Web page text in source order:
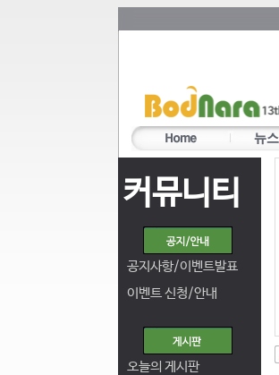
커뮤니티
공지사항/이벤트발표
이벤트 신청/안내
오늘의 게시판